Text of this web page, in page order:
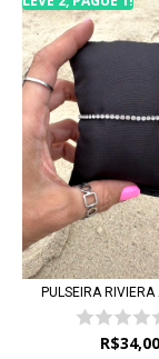
PULSEIRA
R$34,00